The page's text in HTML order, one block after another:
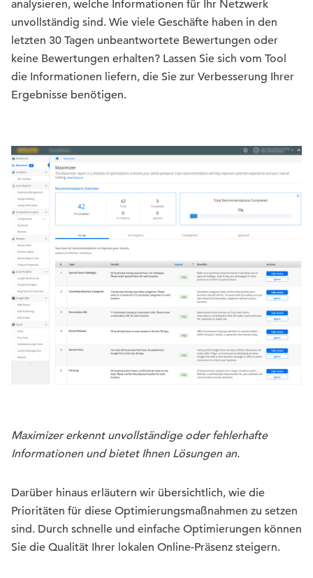
analysieren, welche Informationen für Ihr Netzwerk
unvollständig sind. Wie viele Geschäfte haben in den
letzten 30 Tagen unbeantwortete Bewertungen oder
keine Bewertungen erhalten? Lassen Sie sich vom Tool
die Informationen liefern, die Sie zur Verbesserung Ihrer
Ergebnisse benötigen.
Maximizer erkennt unvollständige oder fehlerhafte
Informationen und bietet Ihnen Lösungen an.
Darüber hinaus erläutern wir übersichtlich, wie die
Prioritäten für diese Optimierungsmaßnahmen zu setzen
sind. Durch schnelle und einfache Optimierungen können
Sie die Qualität Ihrer lokalen Online-Präsenz steigern.